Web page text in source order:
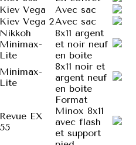
Kiev Vega
Avec sac
Kiev Vega 2Avec sac
Nikkoh
Minimax-
Lite
8x11 argent
et noir neuf
en boite
Minimax-
Lite
8x11 noir et
argent neuf
en boite
Revue EX
55
Format
Minox 8x11
avec flash
et support